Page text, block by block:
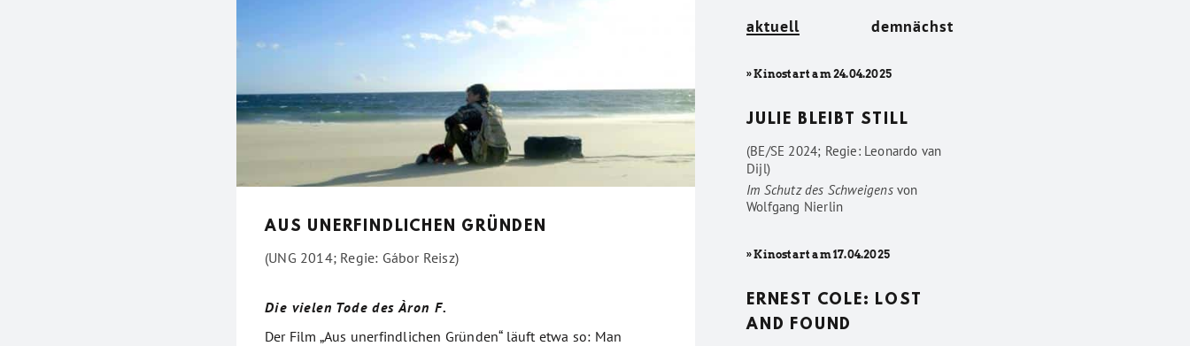
AUS UNERFINDLICHEN GRÜNDEN
(UNG 2014; Regie: Gábor Reisz)
Die vielen Tode des Àron F.
Der Film „Aus unerfindlichen Gründen“ läuft etwa so: Man
aktuell demnächst
» Kinostart am 24.04.2025
JULIE BLEIBT STILL
(BE/SE 2024; Regie: Leonardo van
Dijl)
Im Schutz des Schweigensvon
Wolfgang Nierlin
» Kinostart am 17.04.2025
ERNEST COLE: LOST
AND FOUND